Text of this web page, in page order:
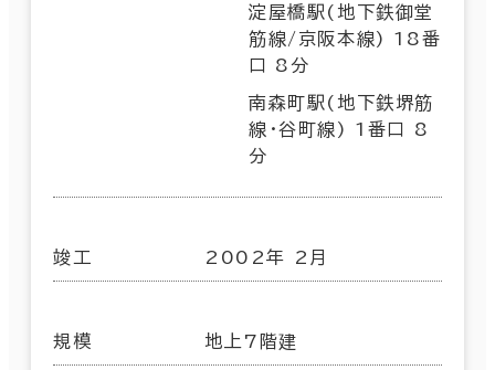
淀屋橋駅(地下鉄御堂
筋線/京阪本線) 18番
口 8分
南森町駅(地下鉄堺筋
線･谷町線) 1番口 8
分
竣工 2002年 2月
規模 地上7階建